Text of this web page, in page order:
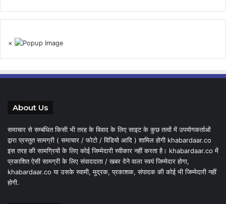
×
About Us
समाचार से सम्बंधित किसी भी तरह के विवाद के लिए साइट के कुछ तत्वों में उपयोगकर्ताओं
द्वारा प्रस्तुत सामग्री ( समाचार / फोटो / विडियो आदि ) शामिल होगी khabardaar.co
इस तरह की सामग्रियों के लिए कोई जिम्मेदारी स्वीकार नहीं करता है। khabardaar.co में
प्रकाशित ऐसी सामग्री के लिए संवाददाता / खबर देने वाला स्वयं जिम्मेदार होगा,
khabardaar.co या उसके स्वामी, मुद्रक, प्रकाशक, संपादक की कोई भी जिम्मेदारी नहीं
होगी.